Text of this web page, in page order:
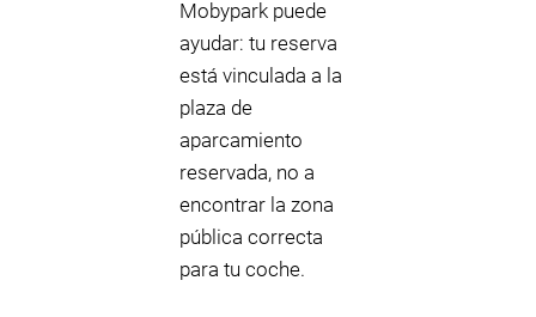
Mobypark puede
ayudar: tu reserva
está vinculada a la
plaza de
aparcamiento
reservada, no a
encontrar la zona
pública correcta
para tu coche.